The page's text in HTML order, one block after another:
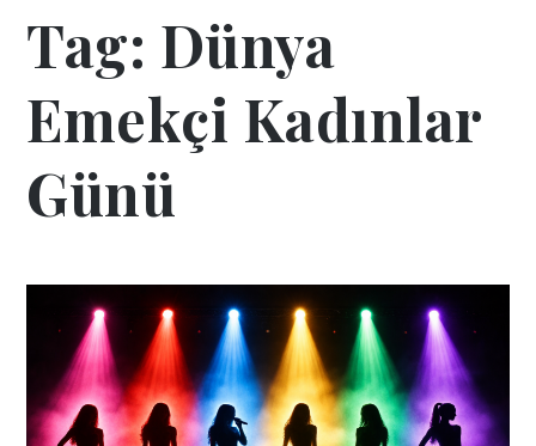
Tag: Dünya
Emekçi Kadınlar
Günü